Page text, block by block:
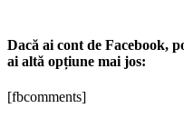
Dacă ai cont de Facebook,
ai altă opțiune mai jos:
[fbcomments]